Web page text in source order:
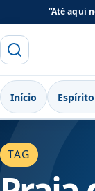
“Até aqui
Buscar
Menu
Início
TAG